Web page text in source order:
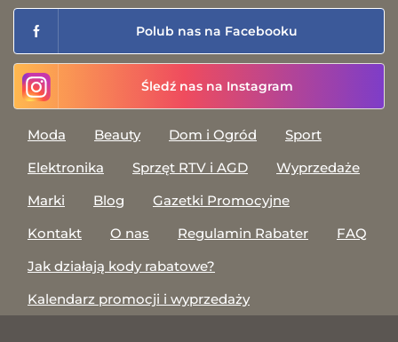
Polub nas na Facebooku
Śledź nas na Instagram
Moda Beauty Dom i Ogród
Sport
Elektronika
Sprzęt RTV i AGD
Wyprzedaże
Marki
Blog
Gazetki Promocyjne
Kontakt
O nas Regulamin Rabater
FAQ
Jak działają kody rabatowe?
Kalendarz promocji i wyprzedaży